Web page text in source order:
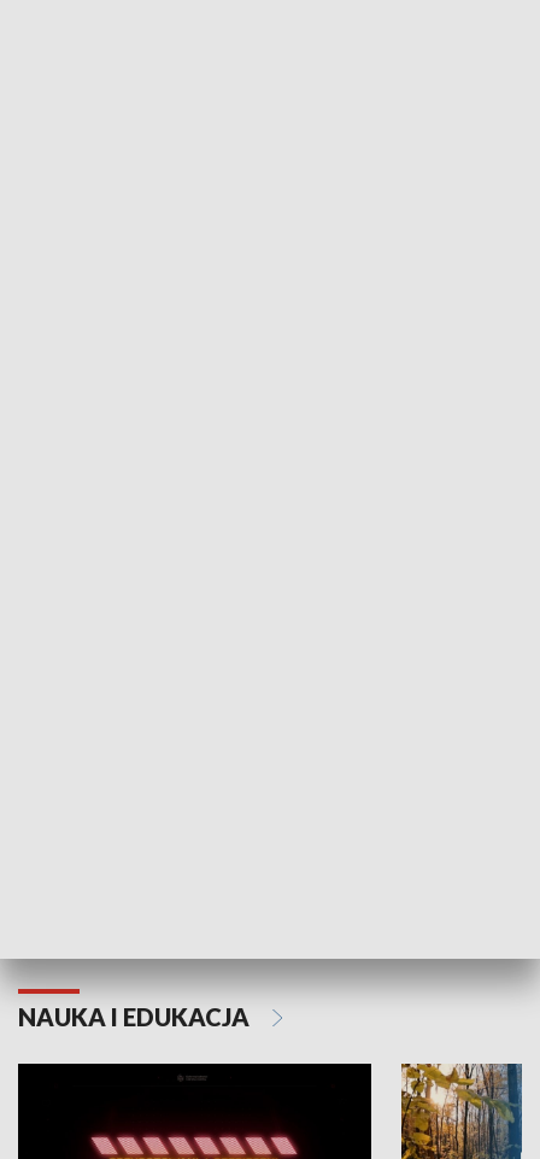
NAUKA I EDUKACJA